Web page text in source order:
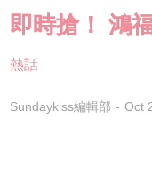
即時搶！ 鴻
熱話
Sundaykiss編輯部 Oct